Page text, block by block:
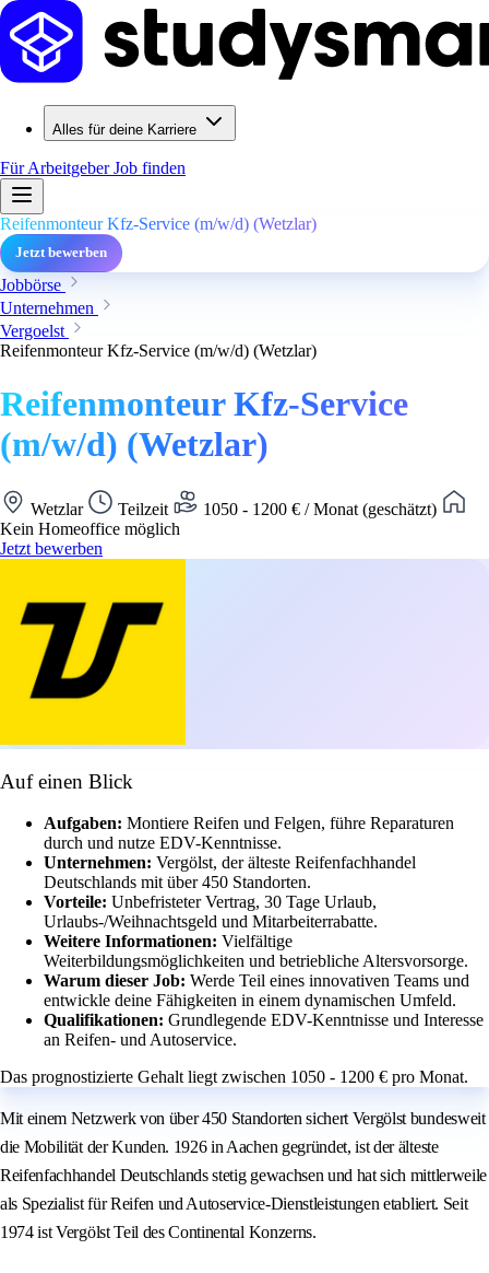
Alles für deine Karriere
Für ArbeitgeberJob finden
Reifenmonteur Kfz-Service (m/w/d) (Wetzlar)
Jetzt bewerben
Jobbörse
Unternehmen
Vergoelst
Reifenmonteur Kfz-Service (m/w/d) (Wetzlar)
Reifenmonteur Kfz-Service
(m/w/d) (Wetzlar)
Wetzlar Teilzeit
1050 - 1200 € / Monat (geschätzt)
Kein Homeoffice möglich
Jetzt bewerben
Auf einen Blick
Aufgaben: Montiere Reifen und Felgen, führe Reparaturen
durch und nutze EDV-Kenntnisse.
Unternehmen: Vergölst, der älteste Reifenfachhandel
Deutschlands mit über 450 Standorten.
Vorteile: Unbefristeter Vertrag, 30 Tage Urlaub,
Urlaubs-/Weihnachtsgeld und Mitarbeiterrabatte.
Weitere Informationen: Vielfältige
Weiterbildungsmöglichkeiten und betriebliche Altersvorsorge.
Warum dieser Job: Werde Teil eines innovativen Teams und
entwickle deine Fähigkeiten in einem dynamischen Umfeld.
Qualifikationen: Grundlegende EDV-Kenntnisse und Interesse
an Reifen- und Autoservice.
Das prognostizierte Gehalt liegt zwischen 1050 - 1200 € pro Monat.
Mit einem Netzwerk von über 450 Standorten sichert Vergölst bundesweit
die Mobilität der Kunden. 1926 in Aachen gegründet, ist der älteste
Reifenfachhandel Deutschlands stetig gewachsen und hat sich mittlerweile
als Spezialist für Reifen und Autoservice-Dienstleistungen etabliert. Seit
1974 ist Vergölst Teil des Continental Konzerns.